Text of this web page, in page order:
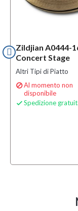
Zildjian A0444-
Concert Stage
Altri Tipi di Piatto
Al momento non
disponibile
 Spedizione